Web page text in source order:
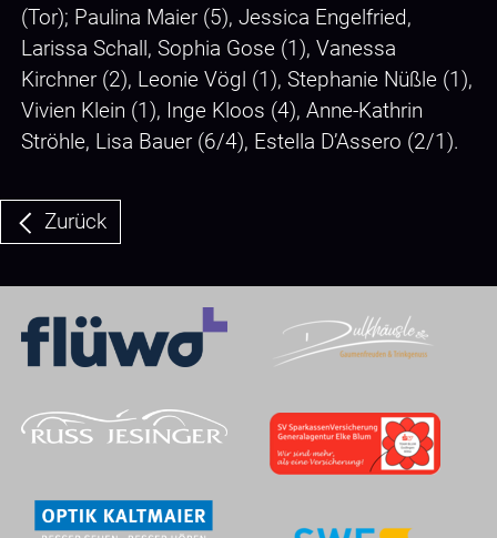
(Tor); Paulina Maier (5), Jessica Engelfried,
Larissa Schall, Sophia Gose (1), Vanessa
Kirchner (2), Leonie Vögl (1), Stephanie Nüßle (1),
Vivien Klein (1), Inge Kloos (4), Anne-Kathrin
Ströhle, Lisa Bauer (6/4), Estella D’Assero (2/1).
Zurück